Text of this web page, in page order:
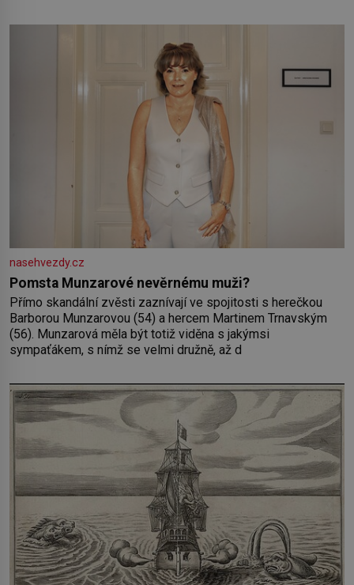
pokožky. Ohnivá znamení Ženy narozené ve znamení Berana,
nasehvezdy.cz
Pomsta Munzarové nevěrnému muži?
Přímo skandální zvěsti zaznívají ve spojitosti s herečkou
Barborou Munzarovou (54) a hercem Martinem Trnavským
(56). Munzarová měla být totiž viděna s jakýmsi
sympaťákem, s nímž se velmi družně, až d